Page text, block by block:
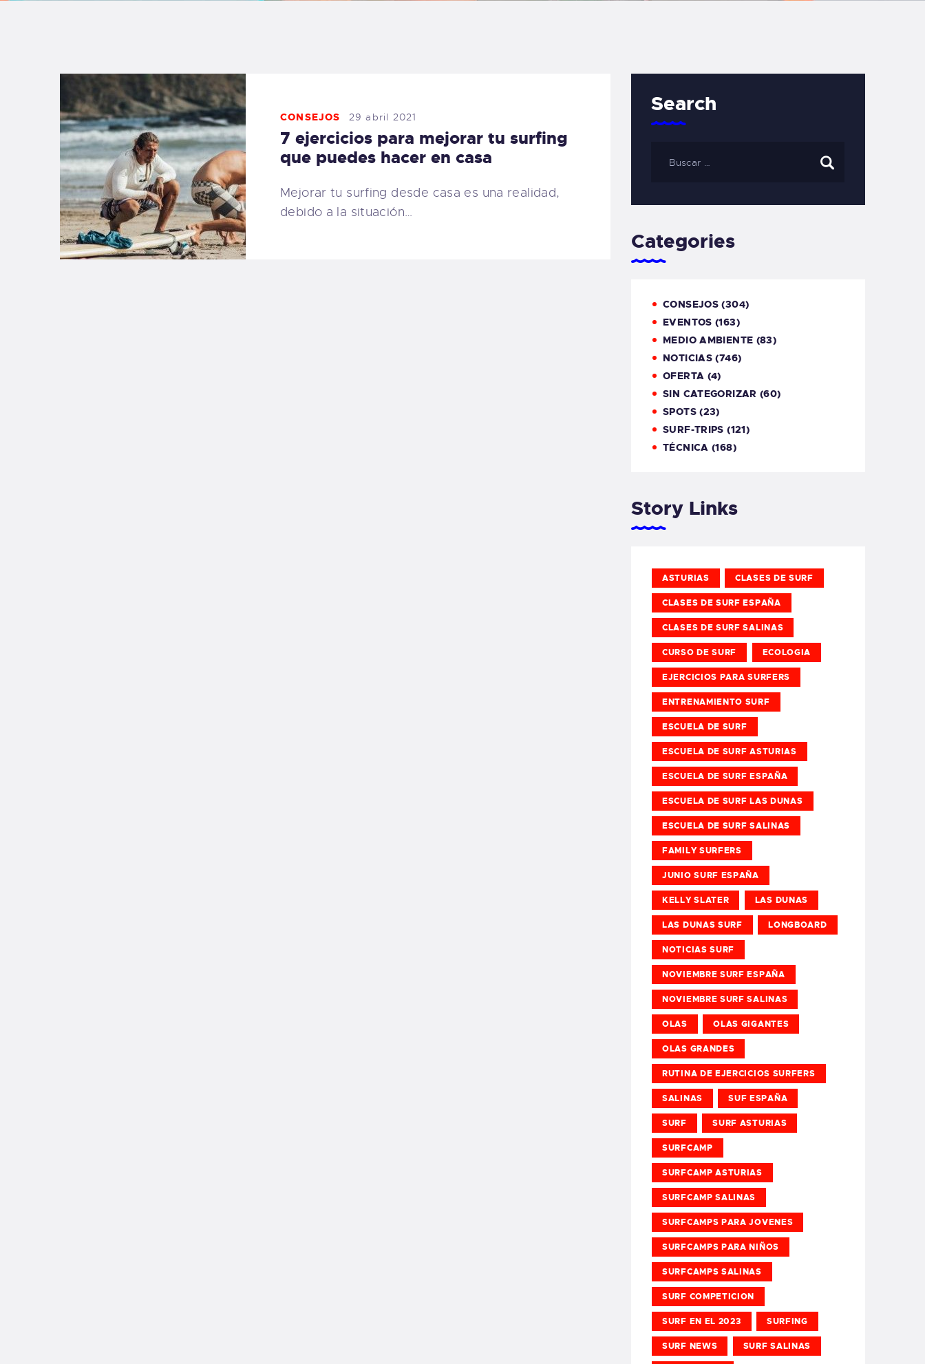
CARRITO
TIENDA FAMILY
SURFERS
CONSEJOS 29 abril 2021
7 ejercicios para mejorar tu surfing
que puedes hacer en casa
Mejorar tu surfing desde casa es una realidad,
debido a la situación…
Search
Categories
CONSEJOS (304)
EVENTOS (163)
MEDIO AMBIENTE (83)
NOTICIAS (746)
OFERTA (4)
SIN CATEGORIZAR (60)
SPOTS(23)
SURF-TRIPS (121)
TÉCNICA (168)
Story Links
ASTURIAS CLASES DE SURF
CLASES DE SURF ESPAÑA
CLASES DE SURF SALINAS
CURSO DE SURF ECOLOGIA
EJERCICIOS PARA SURFERS
ENTRENAMIENTO SURF
ESCUELA DE SURF
ESCUELA DE SURF ASTURIAS
ESCUELA DE SURF ESPAÑA
ESCUELA DE SURF LAS DUNAS
ESCUELA DE SURF SALINAS
FAMILY SURFERS
JUNIO SURF ESPAÑA
KELLY SLATER LAS DUNAS
LAS DUNAS SURF LONGBOARD
NOTICIAS SURF
NOVIEMBRE SURF ESPAÑA
NOVIEMBRE SURF SALINAS
OLAS OLAS GIGANTES
OLAS GRANDES
RUTINA DE EJERCICIOS SURFERS
SALINAS SUF ESPAÑA
SURF SURF ASTURIAS
SURFCAMP
SURFCAMP ASTURIAS
SURFCAMP SALINAS
SURFCAMPS PARA JOVENES
SURFCAMPS PARA NIÑOS
SURFCAMPS SALINAS
SURF COMPETICION
SURF EN EL 2023 SURFING
SURF NEWS SURF SALINAS